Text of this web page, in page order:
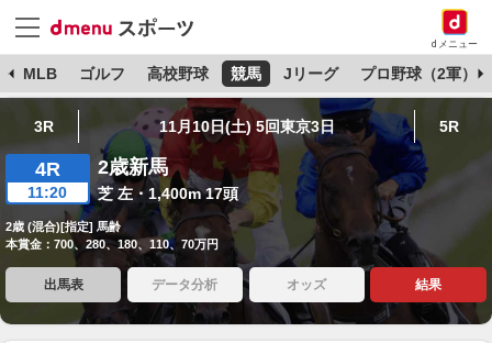
dメニュー
MLB ゴルフ 高校野球 競馬 Jリーグ プロ野球（2軍）
3R 11月10日(土) 5回東京3日 5R
4R
11:20
2歳新馬
芝 左・1,400m 17頭
2歳 (混合)[指定] 馬齢
本賞金：700、280、180、110、70万円
出馬表 データ分析 オッズ 結果